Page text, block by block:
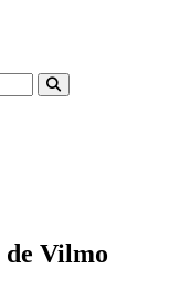
de Vilmo